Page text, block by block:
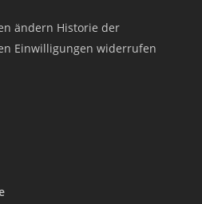
ändern Historie der
Einwilligungen widerrufen